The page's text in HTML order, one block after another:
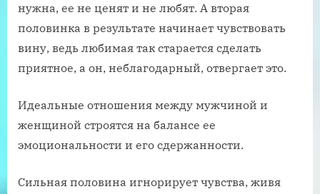
нужна, ее не ценят и не любят. А вторая
половинка в результате начинает чувствовать
вину, ведь любимая так старается сделать
приятное, а он, неблагодарный, отвергает это.
Идеальные отношения между мужчиной и
женщиной строятся на балансе ее
эмоциональности и его сдержанности.
Сильная половина игнорирует чувства, живя